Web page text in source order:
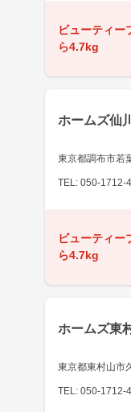
ビューティー
ら4.7kg
ホームズ仙
東京都調布市若
TEL: 050-1712-
ビューティー
ら4.7kg
ホームズ東
東京都東村山市
TEL: 050-1712-